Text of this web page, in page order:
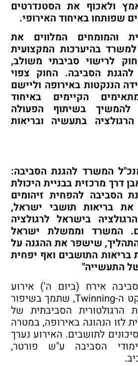
ולאכוף את הסטנדרטים
שפותחו באיחוד האירופי.
והמומחים המלווים את
בהיערכות המקצועית
לרישוי סביבתי משולב,
הסביבה. החוק צפוי
הננקטות באירופה וליישם
הקיימים באיחוד
להמשיך בשיתוף הפעולה
בתעשיה ובריאות
המשרד להגנת הסביבה:
דרך מרכזית בבניית היכולת
הסביבה להפחית זיהומים
את בריאות תושבי ישראל,
בישראל לרגולציה
המשרד וממשלת ישראל
שישפר את ההגנה על
התושבים ואף יפחית
התעשייה"
אירח (ביום ה') אירוע
ציבורי לסיום פרויקט ה-Twinning, שתמך בשיפור
הרגולטורית הסביבתית של
לזו הנהוגה באירופה, במטרה
לתושבים. האירוע נערך
הסביבה ע"ש פורטר,